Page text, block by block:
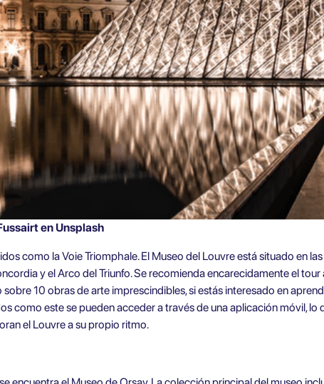
en Unsplash
como la Voie Triomphale. El Museo del Louvre está situado en
y el Arco del Triunfo. Se recomienda encarecidamente eltour
10 obras de arte imprescindibles, si estás interesado en
como este se pueden acceder a través de una aplicación móvil, lo
el Louvre a su propio ritmo.